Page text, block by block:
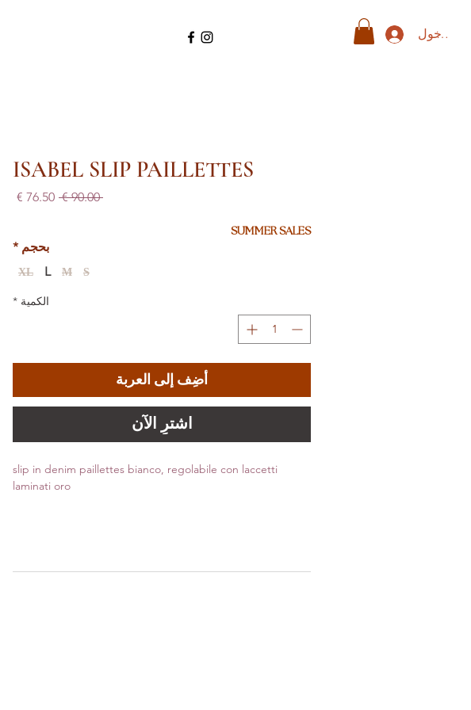
الدخول
ISABEL SLIP PAILLETTES
‏90.00 €
سعر
سعر
SUMMER SALES
بحجم *
S
M
L
XL
الكمية *
أضِف إلى العربة
اشترِ الآن
slip in denim paillettes bianco, regolabile con laccetti
laminati oro